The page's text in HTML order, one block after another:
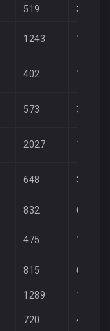
519 309
1243 1163
402 113
573 327
2027 1950
648 355
832 688
475 153
815 693
1289 1029
720 479